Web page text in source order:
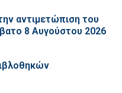
αντιμετώπιση του
8 Αυγούστου 2026